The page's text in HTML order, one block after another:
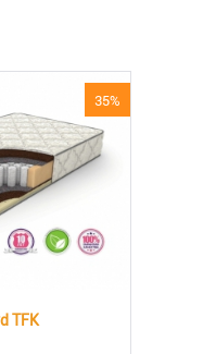
35%
TFK